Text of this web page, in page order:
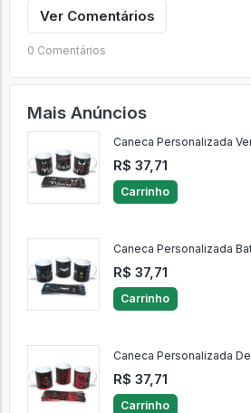
Ver Comentários
0 Comentários
Mais Anúncios
Caneca Personalizada
R$ 37,71
Carrinho
Caneca Personalizada
R$ 37,71
Carrinho
Caneca Personalizada
R$ 37,71
Carrinho